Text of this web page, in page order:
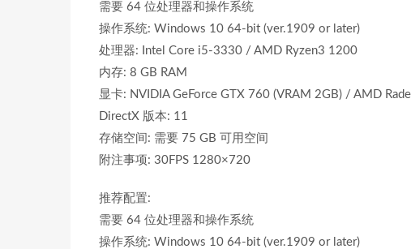
需要 64 位处理器和操作系统
操作系统: Windows 10 64-bit (ver.1909 or later)
处理器: Intel Core i5-3330 / AMD Ryzen3 1200
内存: 8 GB RAM
显卡: NVIDIA GeForce GTX 760 (VRAM 2GB) / AMD
DirectX 版本: 11
存储空间: 需要 75 GB 可用空间
附注事项: 30FPS 1280×720
推荐配置:
需要 64 位处理器和操作系统
操作系统: Windows 10 64-bit (ver.1909 or later)